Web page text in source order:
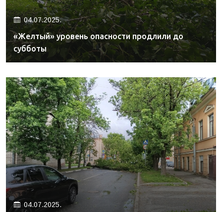
04.07.2025.
«Желтый» уровень опасности продлили до
субботы
04.07.2025.